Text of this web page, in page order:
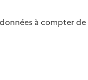
à compter